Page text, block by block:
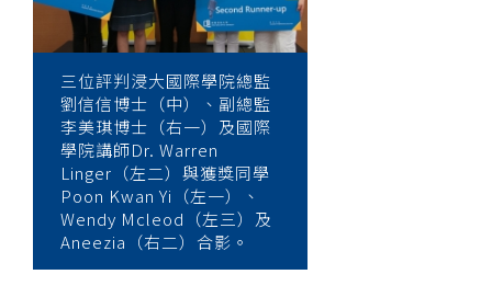
公
比
三位評判浸大國際學院總監
劉信信博士（中）、副總監
李美琪博士（右一）及國際
學院講師Dr. Warren
Linger（左二）與獲獎同學
Poon Kwan Yi（左一）、
Wendy Mcleod（左三）及
Aneezia（右二）合影。